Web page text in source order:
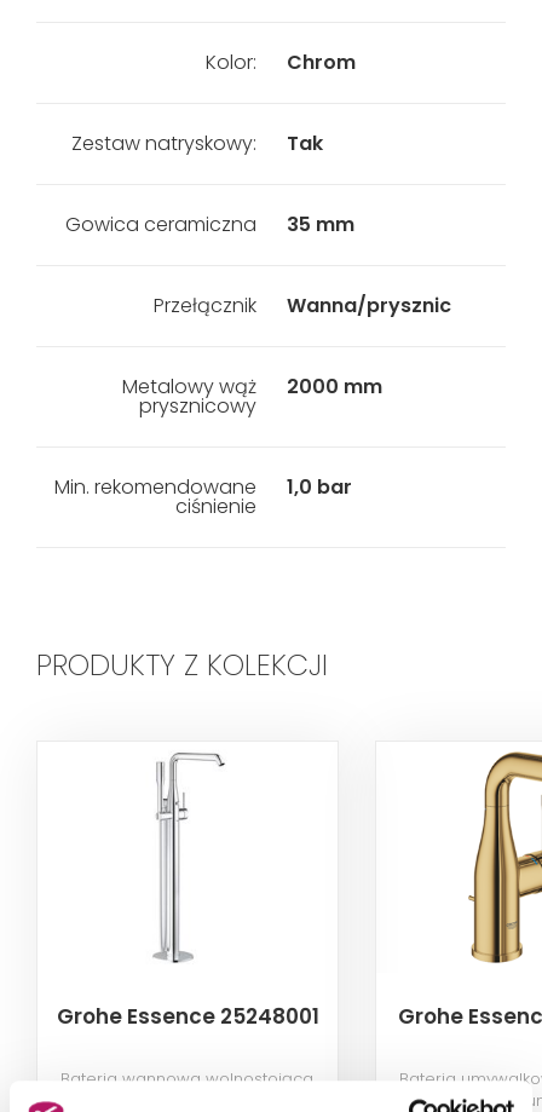
Kolor: Chrom
Zestaw natryskowy: Tak
Gowica ceramiczna 35 mm
Przełącznik Wanna/prysznic
Metalowy wąż
prysznicowy
2000 mm
Min. rekomendowane
ciśnienie
1,0 bar
PRODUKTY Z KOLEKCJI
Grohe Essence 25248001
Bateria wannowa wolnostojąca,
Grohe
Bateria
cool